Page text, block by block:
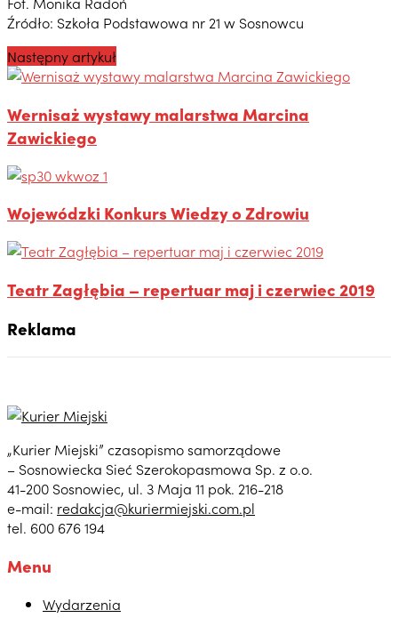
Źródło: Szkoła Podstawowa nr 21 w Sosnowcu
Następny artykuł
Wernisaż wystawy malarstwa Marcina
Zawickiego
Wojewódzki Konkurs Wiedzy o Zdrowiu
Teatr Zagłębia – repertuar maj i czerwiec 2019
Reklama
„Kurier Miejski” czasopismo samorządowe
– Sosnowiecka Sieć Szerokopasmowa Sp. z o.o.
41-200 Sosnowiec, ul. 3 Maja 11 pok. 216-218
e-mail: redakcja@kuriermiejski.com.pl
tel. 600 676 194
Menu
Wydarzenia